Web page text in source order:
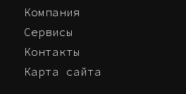
Компания
Сервисы
Контакты
Карта сайта